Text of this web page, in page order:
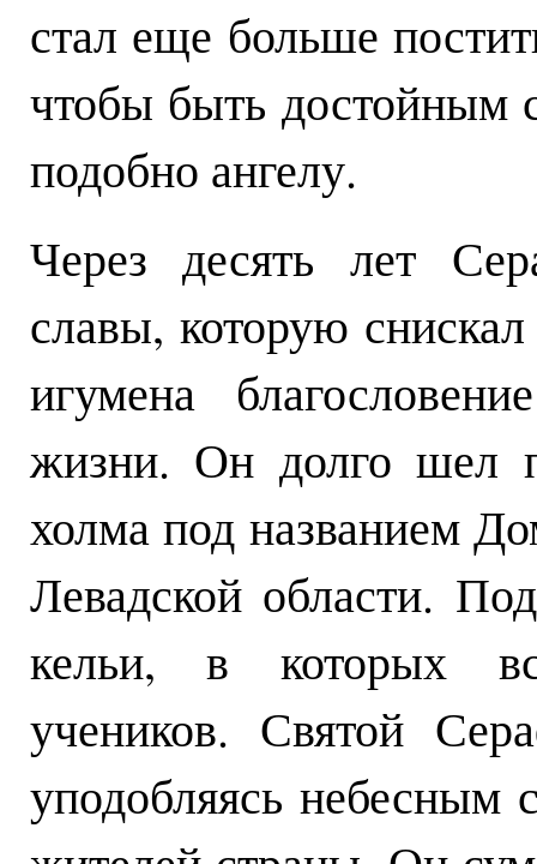
стал еще больше
чтобы быть достойным
подобно ангелу.
Через десять лет
славы, которую
игумена
жизни. Он долго шел
холма под названием
Левадской области.
кельи, в которых
учеников. Святой
уподобляясь небесным